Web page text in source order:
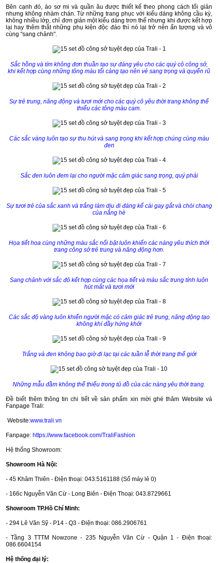
Bên cạnh đó, áo sơ mi và quần âu được thiết kế theo phong cách tối giản
nhưng không nhàm chán. Từ những trang phục với kiểu dáng không cầu kỳ,
không nhiều lớp, chỉ đơn giản một kiểu dáng trơn thế nhưng khi được kết hợp
lại hay thêm thắt những phụ kiện độc đáo thì nó lại trở nên ấn tượng và vô
cùng "sang chảnh".
Sắc hồng và tím không đơn thuần tạo sự đáng yêu cho các quý cô công sở,
khi kết hợp cùng những tông màu tối càng tạo nên vẻ sang trọng và quyến rũ
Sự trẻ trung, năng động và tươi mới cho các quý cô yêu thời trang không thể
thiếu các tông màu cam.
Các sắc vàng luôn tạo sự thu hút và sang trọng khi kết hợp chúng cùng màu
đen
Sắc đen luôn đem lại cho người mặc cảm giác sang trọng, quý phải
Sự tươi trẻ của sắc xanh và trắng làm dịu đi đáng kể cái gay gắt và chói chang
của nắng hè
Họa tiết hoa cùng những màu sắc nổi bật luôn khiến các nàng yêu thích thời
trang công sở trẻ trung và năng động hơn.
Sang chảnh với sắc đỏ kết hợp cùng các họa tiết và màu sắc trung tính luôn
hút mắt và tươi mới
Các sắc độ vàng luôn khiến người mặc có cảm giác trẻ trung, năng động tạo
không khí đầy hứng khởi
Trắng và đen không bao giờ đi lạc tại các tuần lễ thời trang thế giới
Những mẫu đầm không thể thiếu trong tủ đồ của các nàng yêu thời trang.
Đề biết thêm thông tin chi tiết về sản phẩm xin mời ghé thăm Website và
Fanpage Trali:
Website:www.trali.vn
Fanpage: https://www.facebook.com/TraliFashion
Hệ thống Showroom:
Showroom Hà Nội:
- 45 Khâm Thiên - Điện thoại: 043.5161188 (Số máy lẻ 0)
- 166c Nguyễn Văn Cừ - Long Biên - Điện Thoại: 043.8729661
Showroom TP.Hồ Chí Minh:
- 294 Lê Văn Sỹ - P14 - Q3 - Điện thoại: 086.2906761
- Tầng 3 TTTM Nowzone - 235 Nguyễn Văn Cừ - Quận 1 - Điện thoại:
086.6604154
Hệ thống đại lý: